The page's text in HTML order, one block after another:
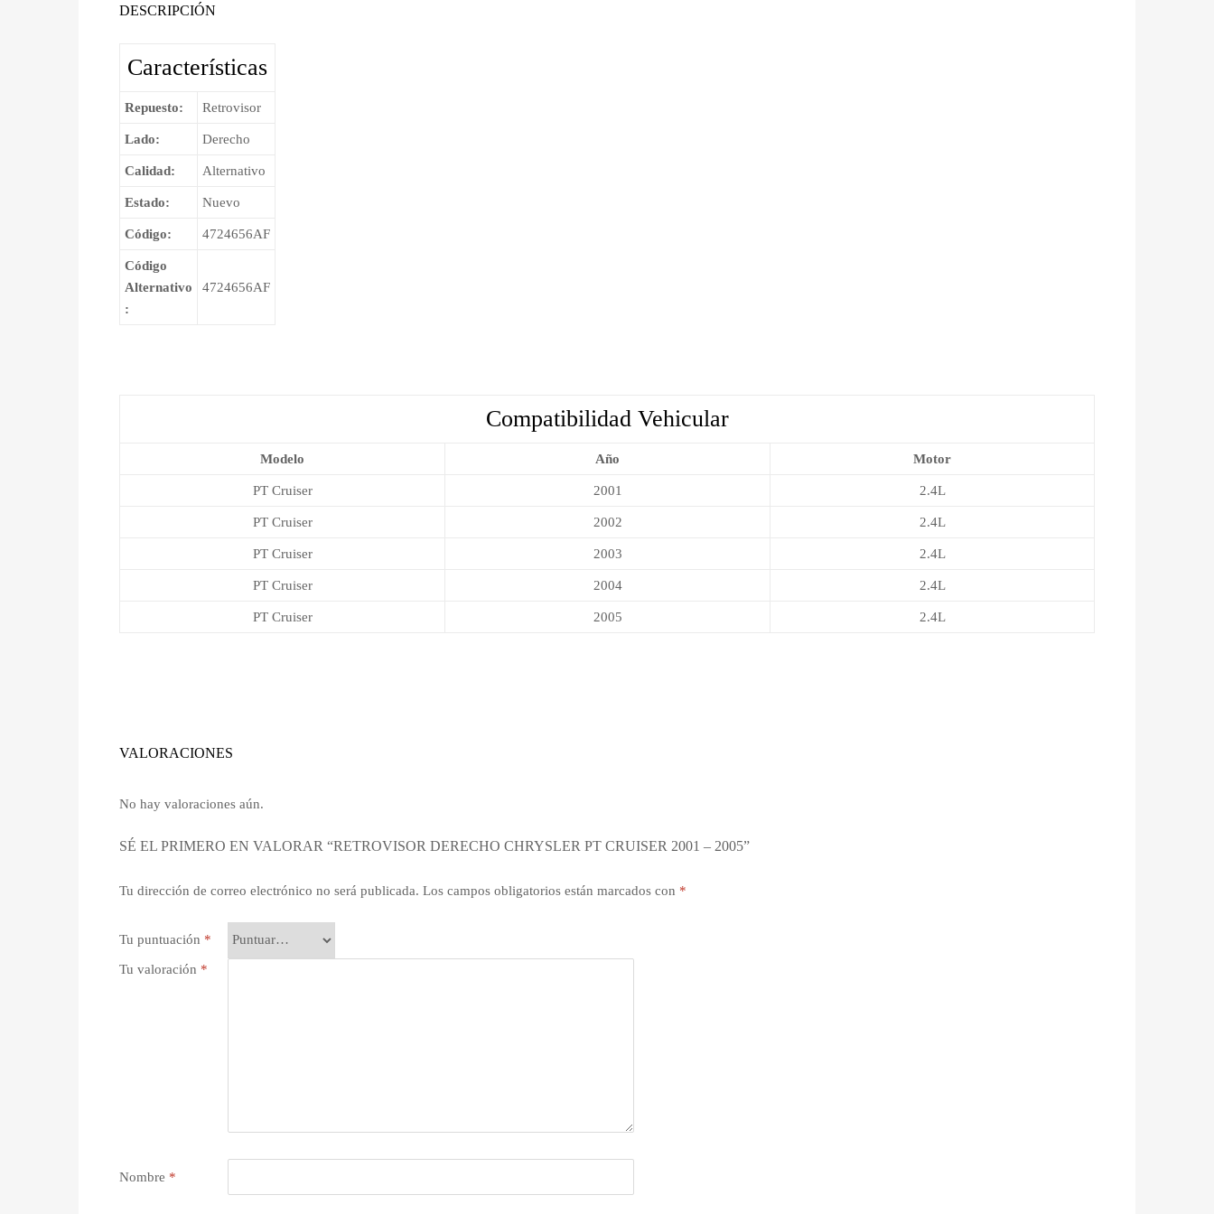
DESCRIPCIÓN
Características
Repuesto: Retrovisor
Lado: Derecho
Calidad: Alternativo
Estado: Nuevo
Código: 4724656AF
Código
Alternativo
:
4724656AF
Compatibilidad Vehicular
Modelo Año Motor
PT Cruiser 2001 2.4L
PT Cruiser 2002 2.4L
PT Cruiser 2003 2.4L
PT Cruiser 2004 2.4L
PT Cruiser 2005 2.4L
VALORACIONES
No hay valoraciones aún.
SÉ EL PRIMERO EN VALORAR “RETROVISOR DERECHO CHRYSLER PT CRUISER 2001 – 2005”
Tu dirección de correo electrónico no será publicada. Los campos obligatorios están marcados con *
Tu puntuación *
Tu valoración *
Nombre *